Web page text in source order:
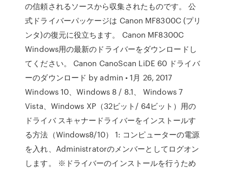
の信頼されるソースから収集されたものです。 公
式ドライバーパッケージは Canon MF8300C (プリ
ンタ)の復元に役立ちます。 Canon MF8300C
Windows用の最新のドライバーをダウンロードし
てください。 Canon CanoScan LiDE 60 ドライバ
ーのダウンロード by admin • 1月 26, 2017
Windows 10、Windows 8 / 8.1、 Windows 7
Vista、Windows XP（32ビット/ 64ビット）用の
ドライバ スキャナードライバーをインストールす
る方法（Windows8/10） 1: コンピューターの電源
を入れ、Administratorのメンバーとしてログオン
します。 ※ドライバーのインストールを行うため